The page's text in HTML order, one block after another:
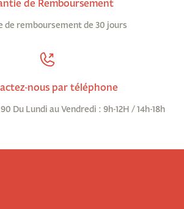
de Remboursement
de remboursement de 30 jours
nous par téléphone
90 Du Lundi au Vendredi : 9h-12H / 14h-18h